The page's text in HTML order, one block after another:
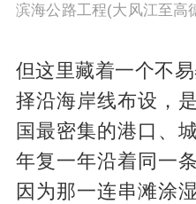
滨海公路工程(大风江至高
但这里藏着一个不
择沿海岸线布设，
国最密集的港口、
年复一年沿着同一
因为那一连串滩涂